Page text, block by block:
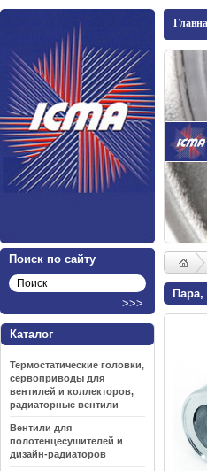
Пара,
Каталог
Термостатические головки,
сервоприводы для
вентилей и коллекторов,
радиаторные вентили
Вентили для
полотенцесушителей и
дизайн-радиаторов
ICMA
Поиск по сайту